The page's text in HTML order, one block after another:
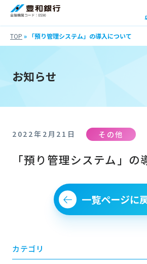
TOP » 「預り管理システム」の導入について
お知らせ
2022年2月21日 その他
「預り管理システム」の
一覧ページに
カテゴリ